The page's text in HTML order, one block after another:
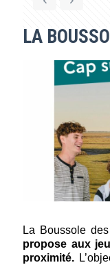
LA
La Boussole
propose aux
proximité.